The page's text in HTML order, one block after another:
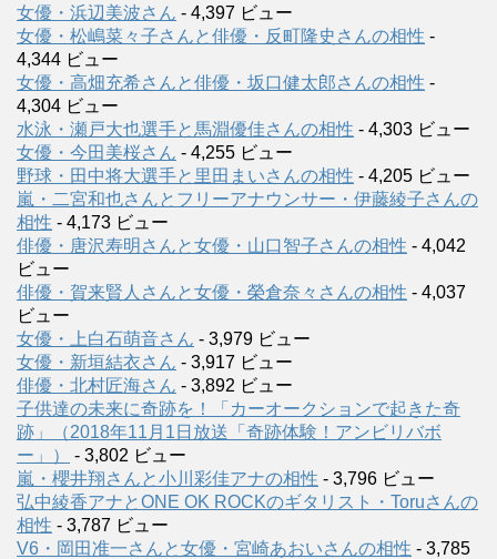
女優・浜辺美波さん - 4,397 ビュー
女優・松嶋菜々子さんと俳優・反町隆史さんの相性 -
4,344 ビュー
女優・高畑充希さんと俳優・坂口健太郎さんの相性 -
4,304 ビュー
水泳・瀬戸大也選手と馬淵優佳さんの相性 - 4,303 ビュー
女優・今田美桜さん - 4,255 ビュー
野球・田中将大選手と里田まいさんの相性 - 4,205 ビュー
嵐・二宮和也さんとフリーアナウンサー・伊藤綾子さんの
相性 - 4,173 ビュー
俳優・唐沢寿明さんと女優・山口智子さんの相性 - 4,042
ビュー
俳優・賀来賢人さんと女優・榮倉奈々さんの相性 - 4,037
ビュー
女優・上白石萌音さん - 3,979 ビュー
女優・新垣結衣さん - 3,917 ビュー
俳優・北村匠海さん - 3,892 ビュー
子供達の未来に奇跡を！「カーオークションで起きた奇
跡」（2018年11月1日放送「奇跡体験！アンビリバボ
ー」）
- 3,802 ビュー
嵐・櫻井翔さんと小川彩佳アナの相性 - 3,796 ビュー
弘中綾香アナとONE OK ROCKのギタリスト・Toruさんの
相性 - 3,787 ビュー
V6・岡田准一さんと女優・宮崎あおいさんの相性 - 3,785